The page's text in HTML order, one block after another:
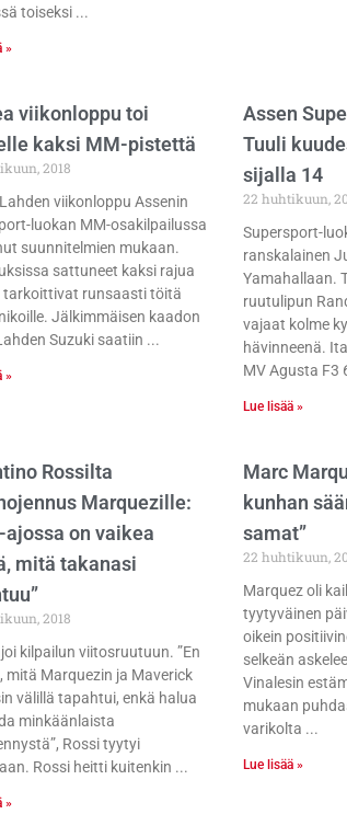
toiseksi
»
viikonloppu toi
kaksi MM-pistettä
2018
viikonloppu Assenin
luokan MM-osakilpailussa
suunnitelmien mukaan.
sattuneet kaksi rajua
tarkoittivat runsaasti töitä
Jälkimmäisen kaadon
Suzuki saatiin
»
Assen
Tuuli
sijalla 14
22 huhtikuun,
Supersport-
ranskalainen
Yamahallaan.
ruutulipun
vajaat kolme
hävinneenä.
MV Agusta F3
Lue lisää »
Rossilta
Marquezille:
ajossa on vaikea
mitä takanasi
2018
kilpailun viitosruutuun. ”En
mitä Marquezin ja Maverick
välillä tapahtui, enkä halua
minkäänlaista
Rossi tyytyi
Rossi heitti kuitenkin
»
Marc
kunhan
samat”
22 huhtikuun,
Marquez oli
tyytyväinen
oikein
selkeän
Vinalesin
mukaan
varikolta
Lue lisää »